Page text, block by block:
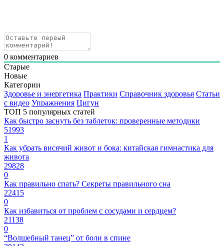
0 комментариев
Старые
Новые
Категории
Здоровье и энергетика Практики Справочник здоровья Статьи
с видео Упражнения Цигун
ТОП 5 популярных статей
Как быстро заснуть без таблеток: проверенные методики
51993
1
Как убрать висячий живот и бока: китайская гимнастика для
живота
29828
0
Как правильно спать? Секреты правильного сна
22415
0
Как избавиться от проблем с сосудами и сердцем?
21138
0
“Волшебный танец” от боли в спине